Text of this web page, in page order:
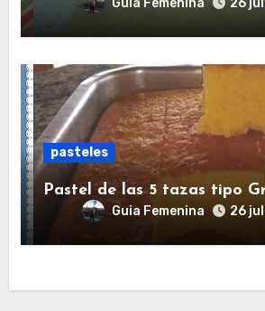
26
pasteles
Pastel de las 5 tazas tipo
Guia Femenina 26